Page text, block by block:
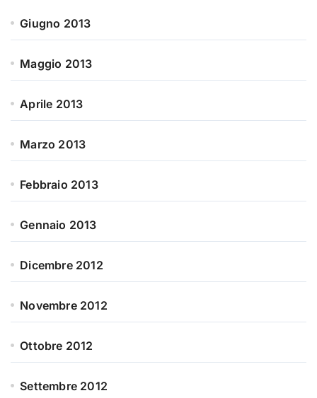
Giugno 2013
Maggio 2013
Aprile 2013
Marzo 2013
Febbraio 2013
Gennaio 2013
Dicembre 2012
Novembre 2012
Ottobre 2012
Settembre 2012